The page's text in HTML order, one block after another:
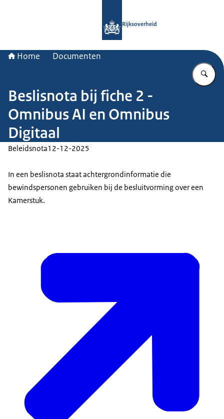
Rijksoverheid
Home Documenten
Beslisnota bij fiche 2 -
Omnibus AI en Omnibus
Digitaal
Beleidsnota12-12-2025
In een beslisnota staat achtergrondinformatie die
bewindspersonen gebruiken bij de besluitvorming over een
Kamerstuk.